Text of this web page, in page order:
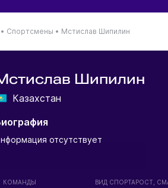
• Спортсмены • Мстислав Шипилин
Шипилин
Казахстан
отсутствует
КОМАНДЫ ВИД СПОРТАРОСТ, СМ